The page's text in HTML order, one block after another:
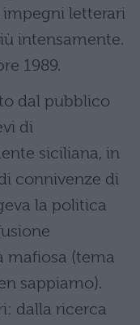
letterari
intensamente.
1989.
dal pubblico
di
siciliana, in
connivenze di
la politica
mafiosa (tema
sappiamo).
dalla ricerca